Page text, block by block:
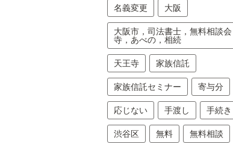
名義変更 大阪
大阪市，司法書士，無料相談
寺，あべの，相続
天王寺 家族信託
家族信託セミナー 寄与分
応じない 手渡し 手続き
渋谷区 無料 無料相談